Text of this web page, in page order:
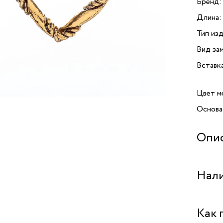
Длина:
Тип
Вид
Цвет
от
моды.
Бутик
Как